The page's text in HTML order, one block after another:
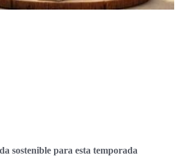
sostenible para esta temporada